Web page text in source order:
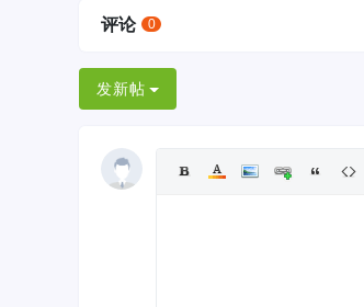
评论 0
发新帖